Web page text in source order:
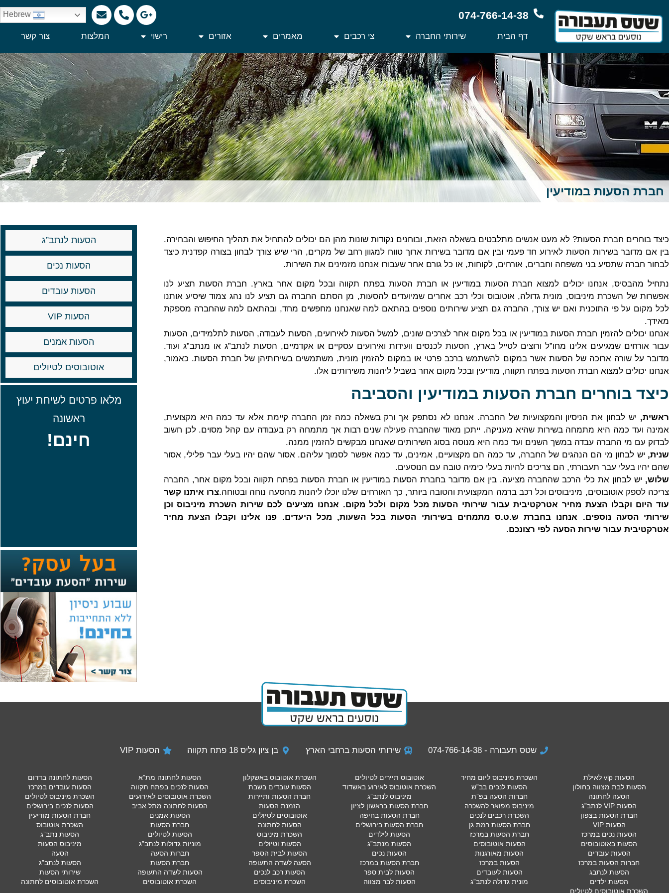
074-766-14-38
Hebrew
דף הבית שירותי החברה צי רכבים מאמרים אזורים רישוי המלצות צור קשר
חברת הסעות במודיעין
כיצד בוחרים חברת הסעות? לא מעט אנשים מתלבטים בשאלה הזאת, ובוחנים נקודות שונות מהן הם יכולים להתחיל את תהליך החיפוש והבחירה.
בין אם מדובר בשירות הסעות לאירוע חד פעמי ובין אם מדובר בשירות ארוך טווח למגוון רחב של מקרים, הרי שיש צורך לבחון בצורה קפדנית כיצד
לבחור חברה שתסיע בני משפחה וחברים, אורחים, לקוחות, או כל גורם אחר שעבורו אנחנו מזמינים את השירות.
נתחיל מהבסיס, אנחנו יכולים למצוא חברת הסעות במודיעין או חברת הסעות בפתח תקווה ובכל מקום אחר בארץ. חברת הסעות תציע לנו
אפשרות של השכרת מיניבוס, מונית גדולה, אוטובוס וכלי רכב אחרים שמיועדים להסעות, מן הסתם החברה גם תציע לנו נהג צמוד שיסיע אותנו
לכל מקום על פי התוכנית ואם יש צורך, החברה גם תציע שירותים נוספים בהתאם למה שאנחנו מחפשים מחד, ובהתאם למה שהחברה מספקת
מאידך.
אנחנו יכולים להזמין חברת הסעות במודיעין או בכל מקום אחר לצרכים שונים, למשל הסעות לאירועים, הסעות לעבודה, הסעות לתלמידים, הסעות
עבור אורחים שמגיעים אלינו מחו”ל ורוצים לטייל בארץ, הסעות לכנסים וועידות ואירועים עסקיים או אקדמיים, הסעות לנתב”ג או מנתב”ג ועוד.
מדובר על שורה ארוכה של הסעות אשר במקום להשתמש ברכב פרטי או במקום להזמין מונית, משתמשים בשירותיהן של חברת הסעות. כאמור,
אנחנו יכולים למצוא חברת הסעות בפתח תקווה, מודיעין ובכל מקום אחר בשביל ליהנות משירותים אלו.
כיצד בוחרים חברת הסעות במודיעין והסביבה
ראשית, יש לבחון את הניסיון והמקצועיות של החברה. אנחנו לא נסתפק אך ורק בשאלה כמה זמן החברה קיימת אלא עד כמה היא מקצועית,
אמינה ועד כמה היא מתמחה בשירות שהיא מעניקה. ייתכן מאוד שהחברה פעילה שנים רבות אך מתמחה רק בעבודה עם קהל מסוים. לכן חשוב
לבדוק עם מי החברה עבדה במשך השנים ועד כמה היא מנוסה בסוג השירותים שאנחנו מבקשים להזמין ממנה.
שנית, יש לבחון מי הם הנהגים של החברה, עד כמה הם מקצועיים, אמינים, עד כמה אפשר לסמוך עליהם. אסור שהם יהיו בעלי עבר פלילי, אסור
שהם יהיו בעלי עבר תעבורתי, הם צריכים להיות בעלי כימיה טובה עם הנוסעים.
שלוש, יש לבחון את כלי הרכב שהחברה מציעה. בין אם מדובר בחברת הסעות במודיעין או חברת הסעות בפתח תקווה ובכל מקום אחר, החברה
צריכה לספק אוטובוסים, מיניבוסים וכל רכב ברמה המקצועית והטובה ביותר, כך האורחים שלנו יוכלו ליהנות מהסעה נוחה ובטוחה.צרו איתנו קשר
עוד היום וקבלו הצעת מחיר אטרקטיבית עבור שירותי הסעות מכל מקום ולכל מקום. אנחנו מציעים לכם שירות השכרת מיניבוס וכן
שירותי הסעה נוספים. אנחנו בחברת ש.ט.ס מתמחים בשירותי הסעות בכל השעות, מכל היעדים. פנו אלינו וקבלו הצעת מחיר
אטרקטיבית עבור שירות הסעה לפי רצונכם.
הסעות לנתב”ג
הסעות נכים
הסעות עובדים
הסעות VIP
הסעות אמנים
אוטובוסים לטיולים
מלאו פרטים לשיחת יעוץ
ראשונה
חינם!
שטס תעבורה - 074-766-14-38 שירותי הסעות ברחבי הארץ בן ציון גליס 18 פתח תקווה הסעות VIP
הסעות vip לאילת השכרת מיניבוס ליום מחיר אוטובוס תיירים לטיולים השכרת אוטובוס באשקלון הסעות לחתונה מת”א
הסעות לחתונה בדרום
הסעות לבת מצווה בחולון
הסעות לנכים בב”ש השכרת אוטובוס לאירוע באשדוד הסעות עובדים בשבת הסעות לנכים בפתח תקווה
הסעות עובדים במרכז
הסעה לחתונה
חברות הסעה בפ”ת מיניבוס לנתב”ג חברת הסעות ותיירות השכרת אוטובוסים לאירועים
השכרת מיניבוס לטיולים
הסעות VIP לנתב”ג
מיניבוס מפואר להשכרה חברת הסעות בראשון לציון הזמנת הסעות הסעות לחתונה מתל אביב
הסעות לנכים בירושלים
חברת הסעות בצפון
השכרת רכבים לנכים חברת הסעות בחיפה אוטובוסים לטיולים הסעות אמנים
חברת הסעות מודיעין
הסעות VIP
חברת הסעות רמת גן חברת הסעות בירושלים הסעות לחתונה חברת הסעות
השכרת אוטובוס
הסעות נכים במרכז
חברת הסעות במרכז הסעות לילדים השכרת מיניבוס הסעות לטיולים
הסעות נתב”ג
הסעות באוטובוסים
הסעות אוטובוסים הסעות מנתב”ג הסעות וטיולים מוניות גדולות לנתב”ג
מיניבוס הסעות
הסעות עובדים
הסעות מאורגנות הסעות נכים הסעות לבית הספר חברות הסעה
הסעה
חברות הסעות במרכז
הסעות במרכז חברת הסעות במרכז הסעה לשדה התעופה חברת הסעות
הסעות לנתב”ג
הסעות לנתבג
הסעות לעובדים הסעות לבית ספר הסעות רכב לנכים הסעות לשדה התעופה
שירותי הסעות
הסעות ילדים
מונית גדולה לנתב”ג הסעות לבר מצווה השכרת מיניבוסים השכרת אוטובוסים
השכרת אוטובוסים לחתונה
השכרת אוטובוסים לטיולים